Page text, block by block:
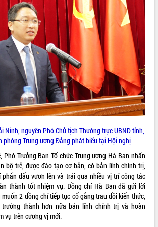
chí nhân Kỷ
chí Cách
khai thực
phủ
nghị Công bố
tư tỉnh Đắk
đẩy nhanh
thiên tai
2030
chỉnh quy
2021-2030,
động của các
mạng
phục vụ cơ
Ninh, nguyên Phó Chủ tịch Thường trực UBND tỉnh,
phòng Trung ương Đảng phát biểu tại Hội nghị
Phó Trưởng Ban Tổ chức Trung ương Hà Ban nhấn
bộ trẻ, được đào tạo cơ bản, có bản lĩnh chính trị,
phấn đấu vươn lên và trải qua nhiều vị trí công tác
thành tốt nhiệm vụ. Đồng chí Hà Ban đã gửi lời
2 đồng chí tiếp tục cố gắng trau dồi kiến thức,
thành hơn nữa bản lĩnh chính trị và hoàn
vụ trên cương vị mới.